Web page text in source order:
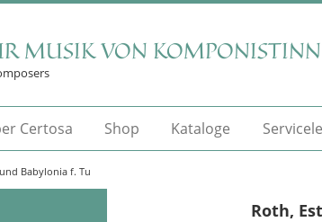
MUSIK VON
Certosa Shop Kataloge
Babylonia f. Tu
Roth,